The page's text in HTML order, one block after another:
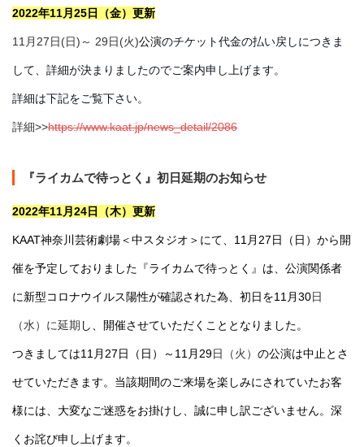
2022年11月25日（金）更新
11月27日(日)～ 29日(火)公演のチケット代金の払い戻しにつきま
して、詳細が決まりましたのでご案内申し上げます。
詳細は下記をご覧下さい。
詳細>>https://www.kaat.jp/news_detail/2086
『ライカムで待っとく』初日延期のお知らせ
2022年11月24日（木）更新
KAAT神奈川芸術劇場＜中スタジオ＞にて、11月27日（日）から開
催を予定しておりました『ライカムで待っとく』は、公演関係者
に新型コロナウイルス陽性が確認された為、初日を11月30日
（水）に延期 し、開催させていただくこととなりました。
つきましては11月27日（日）～11月29日（火） の公演は中止とさ
せていただきます。当該期間のご来場を楽しみにされていたお客
様には、大変なご迷惑をお掛けし、誠に申し訳ございません。深
くお詫び申し上げます。